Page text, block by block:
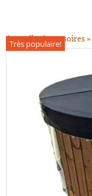
Accueil»Accessoires »
Très populaire!